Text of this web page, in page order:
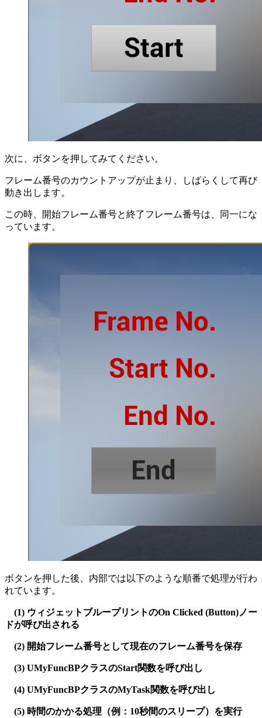
次に、ボタンを押してみてください。
フレーム番号のカウントアップが止まり、しばらくして再び
動き出します。
この時、開始フレーム番号と終了フレーム番号は、同一にな
っています。
ボタンを押した後、内部では以下のような順番で処理が行わ
れています。
(1) ウィジェットブループリントのOn Clicked (Button)ノー
ドが呼び出される
(2) 開始フレーム番号として現在のフレーム番号を保存
(3) UMyFuncBPクラスのStart関数を呼び出し
(4) UMyFuncBPクラスのMyTask関数を呼び出し
(5) 時間のかかる処理（例：10秒間のスリープ）を実行